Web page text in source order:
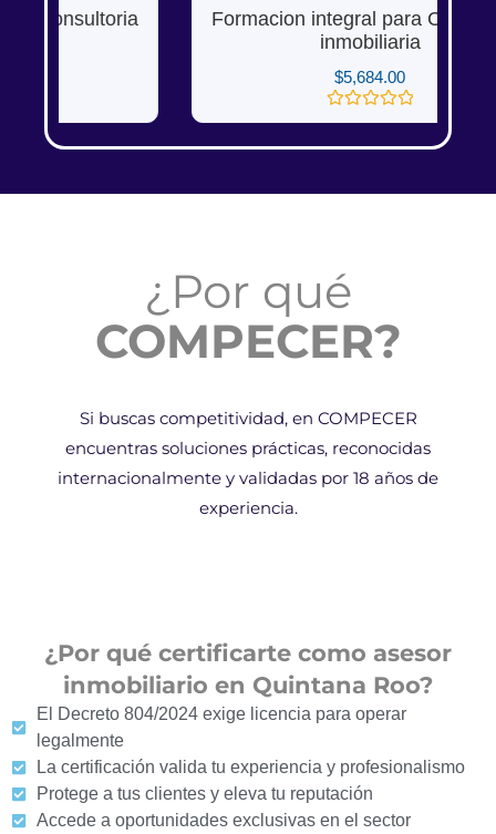
Formacion integral para Consultoria
Valorado
0
¿Por qué
COMPECER?
Si buscas competitividad, en COMPECER
encuentras soluciones prácticas, reconocidas
internacionalmente y validadas por 18 años de
experiencia.
¿Por qué certificarte como asesor
inmobiliario en Quintana Roo?
El Decreto 804/2024 exige licencia para operar
legalmente
La certificación valida tu experiencia y profesionalismo
Protege a tus clientes y eleva tu reputación
Accede a oportunidades exclusivas en el sector